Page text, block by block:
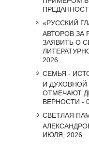
«РУССКИЙ
АВТОРОВ ЗА
ЗАЯВИТЬ О
2026
СЕМЬЯ -
И ДУХОВНОЙ
ОТМЕЧАЮТ
ВЕРНОСТИ -
СВЕТЛАЯ
ИЮЛЯ, 2026